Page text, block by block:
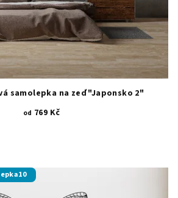
samolepka na zeď "Japonsko 2"
od 769 Kč